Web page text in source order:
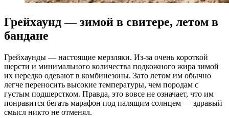
Грейхаунд — зимой в свитере, летом в
бандане
Грейхаунды — настоящие мерзляки. Из-за очень короткой
шерсти и минимального количества подкожного жира зимой
их нередко одевают в комбинезоны. Зато летом им обычно
легче переносить высокие температуры, чем породам с
густым подшерстком. Правда, это вовсе не означает, что им
понравится бегать марафон под палящим солнцем — здравый
смысл никто не отменял.